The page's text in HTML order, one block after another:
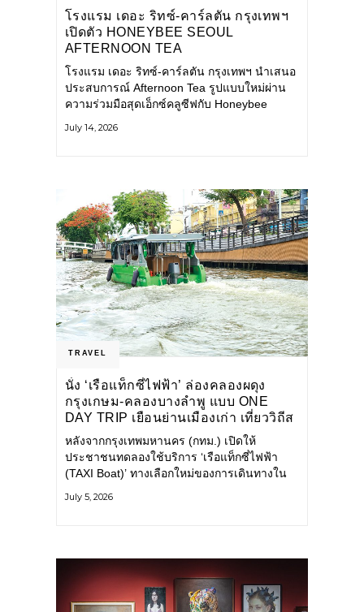
โรงแรม เดอะ ริทซ์-คาร์ลตัน กรุงเทพฯ
เปิดตัว HONEYBEE SEOUL
AFTERNOON TEA
COLLABORATION ณ คาเลโอ
(CALEŌ) ชวนสัมผัสเสน่ห์ของขนม
หวานร่วมสมัยจากกรุงโซล
โรงแรม เดอะ ริทซ์-คาร์ลตัน กรุงเทพฯ นำเสนอ
ประสบการณ์ Afternoon Tea รูปแบบใหม่ผ่าน
ความร่วมมือสุดเอ็กซ์คลูซีฟกับ Honeybee
ดังจากกรุงโซล นำโดยเชฟอึนจอง
July 14, 2026
TRAVEL
นั่ง ‘เรือแท็กซี่ไฟฟ้า’ ล่องคลองผดุง
กรุงเกษม-คลองบางลำพู แบบ ONE
DAY TRIP เยือนย่านเมืองเก่า เที่ยววิถีส
โลว์ไลฟ์แบบรักษ์โลก
หลังจากกรุงเทพมหานคร (กทม.) เปิดให้
ประชาชนทดลองใช้บริการ ‘เรือแท็กซี่ไฟฟ้า
(TAXI Boat)’ ทางเลือกใหม่ของการเดินทางใน
แวดล้อม ผ่านแอปพลิเคชัน MuvMi (มูฟมี)
July 5, 2026